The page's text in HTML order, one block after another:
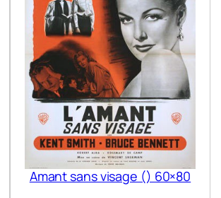
Amant sans visage () 60×80